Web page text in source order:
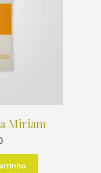
Miriam